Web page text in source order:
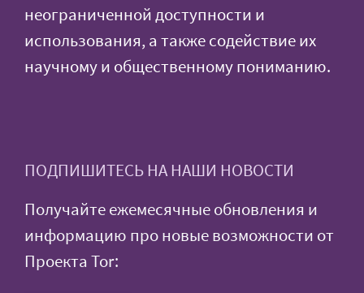
неограниченной доступности и
использования, а также содействие их
научному и общественному пониманию.
ПОДПИШИТЕСЬ НА НАШИ НОВОСТИ
Получайте ежемесячные обновления и
информацию про новые возможности от
Проекта Tor: